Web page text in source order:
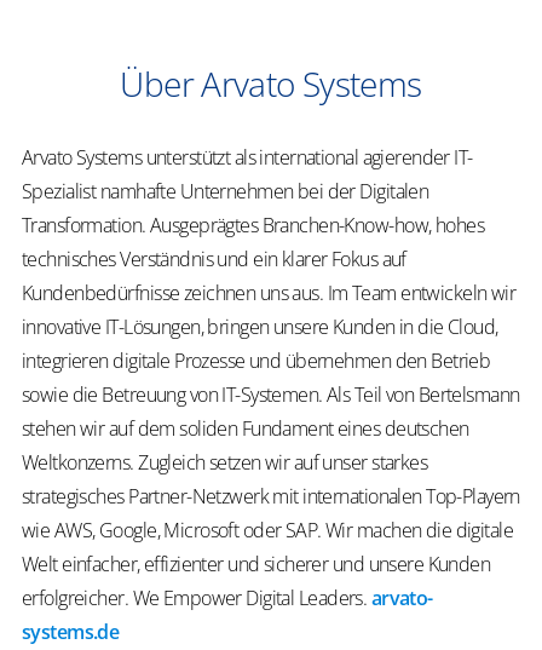
Über Arvato Systems
Arvato Systems unterstützt als international agierender IT-
Spezialist namhafte Unternehmen bei der Digitalen
Transformation. Ausgeprägtes Branchen-Know-how, hohes
technisches Verständnis und ein klarer Fokus auf
Kundenbedürfnisse zeichnen uns aus. Im Team entwickeln wir
innovative IT-Lösungen, bringen unsere Kunden in die Cloud,
integrieren digitale Prozesse und übernehmen den Betrieb
sowie die Betreuung von IT-Systemen. Als Teil von Bertelsmann
stehen wir auf dem soliden Fundament eines deutschen
Weltkonzerns. Zugleich setzen wir auf unser starkes
strategisches Partner-Netzwerk mit internationalen Top-Playern
wie AWS, Google, Microsoft oder SAP. Wir machen die digitale
Welt einfacher, effizienter und sicherer und unsere Kunden
erfolgreicher.We EmpowerDigital Leaders.arvato-
systems.de